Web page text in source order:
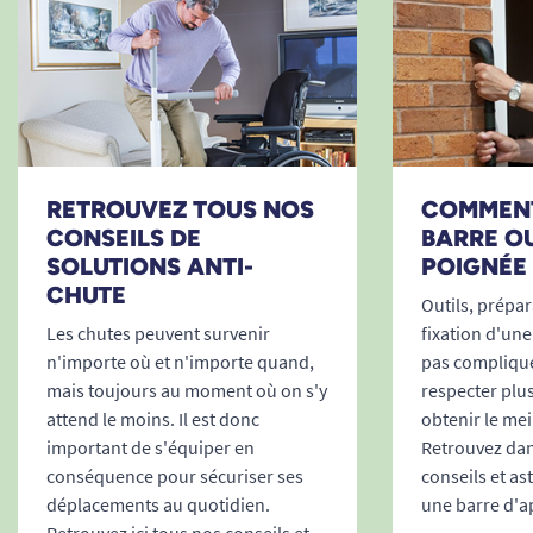
proches
La barre Venezia s’intègre aussi parfaitement
dans les établissements recevant du public
(hôpitaux, maisons de retraite, cliniques, hôtels
ou restaurants), respectant les exigences
Un atout pour la liberté et la dignité à
domicile
Derrière la simplicité de la barre d’appui Venezia
se cache une véritable aide à la vie quotidienne.
Elle permet, sans dénaturer son intérieur, de
prolonger l’autonomie et de gagner en sécurité.
Par sa qualité de fabrication, elle rassure et
facilite chaque geste du quotidien, afin que la
salle de bains redevienne un espace de liberté,
loin de la peur de la chute.
RETROUVEZ TOUS NOS
CONSEILS DE
SOLUTIONS ANTI-
CHUTE
Les chutes peuvent survenir
n'importe où et n'importe quand,
mais toujours au moment où on s'y
attend le moins. Il est donc
important de s'équiper en
conséquence pour sécuriser ses
déplacements au quotidien.
BARRE
Outils,
fixation
pas
respecter
obtenir le
Retrouvez
conseils et
une barre